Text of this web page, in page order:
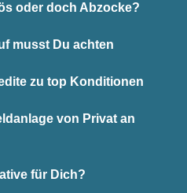
oder doch Abzocke?
musst Du achten
zu top Konditionen
von Privat an
für Dich?